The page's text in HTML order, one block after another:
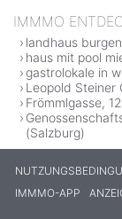
IMMMO
landhaus
haus mit pool
gastrolokale in
Leopold Steiner
Frömmlgasse,
(Salzburg)
IMMMO-APP